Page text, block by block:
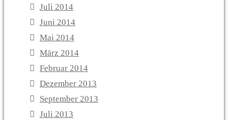
Juli 2014
Juni 2014
Mai 2014
März 2014
Februar 2014
Dezember 2013
September 2013
Juli 2013